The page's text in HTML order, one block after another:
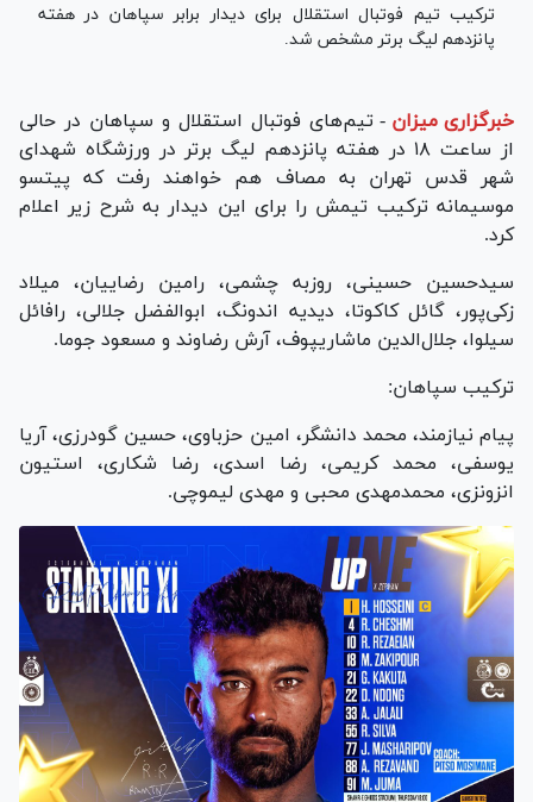
ترکیب تیم فوتبال استقلال برای دیدار برابر سپاهان در هفته
پانزدهم لیگ برتر مشخص شد.
خبرگزاری میزان - تیم‌های فوتبال استقلال و سپاهان در حالی
از ساعت ۱۸ در هفته پانزدهم لیگ برتر در ورزشگاه شهدای
شهر قدس تهران به مصاف هم خواهند رفت که پیتسو
موسیمانه ترکیب تیمش را برای این دیدار به شرح زیر اعلام
کرد.
سیدحسین حسینی، روزبه چشمی، رامین رضاییان، میلاد
زکی‌پور، گائل کاکوتا، دیدیه اندونگ، ابوالفضل جلالی، رافائل
سیلوا، جلال‌الدین ماشاریپوف، آرش رضاوند و مسعود جوما.
ترکیب سپاهان:
پیام نیازمند، محمد دانشگر، امین حزباوی، حسین گودرزی، آریا
یوسفی، محمد کریمی، رضا اسدی، رضا شکاری، استیون
انزونزی، محمدمهدی محبی و مهدی لیموچی.